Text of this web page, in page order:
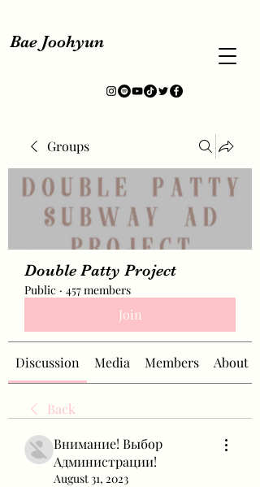
Bae Joohyun
Groups
Double Patty Project
Public · 457 members
Join
Discussion Media Members About
Back
Внимание! Выбор
Администрации!
August 31, 2023